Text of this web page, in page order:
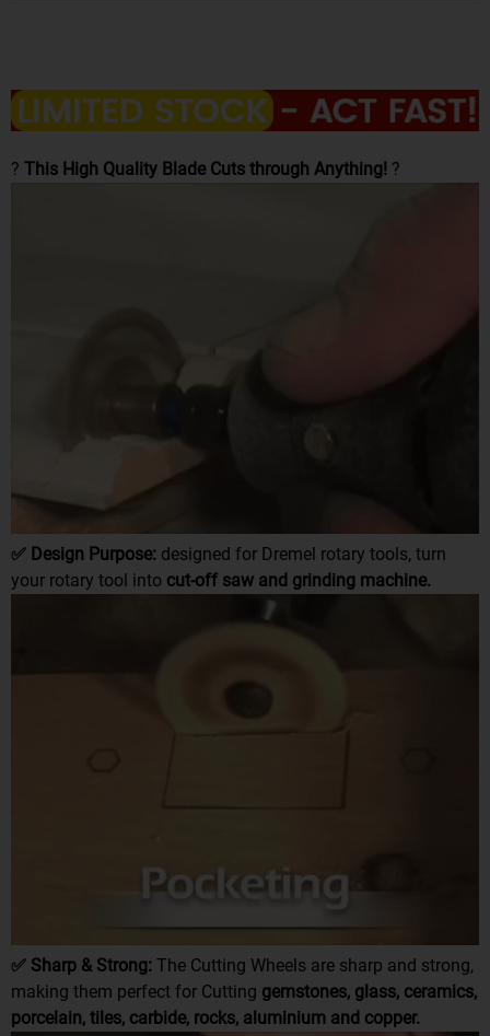
? This High Quality Blade Cuts through Anything! ?
✅ Design Purpose: designed for Dremel rotary tools, turn
your rotary tool into cut-off saw and grinding machine.
✅ Sharp & Strong: The Cutting Wheels are sharp and strong,
making them perfect for Cutting gemstones, glass, ceramics,
porcelain, tiles, carbide, rocks, aluminium and copper.